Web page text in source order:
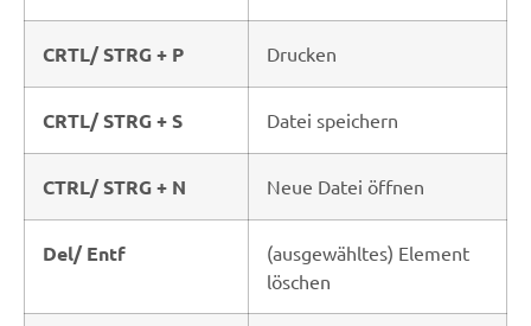
CRTL/ STRG + P Drucken
CRTL/ STRG + S Datei speichern
CTRL/ STRG + N Neue Datei öffnen
Del/ Entf
(ausgewähltes) Element
löschen